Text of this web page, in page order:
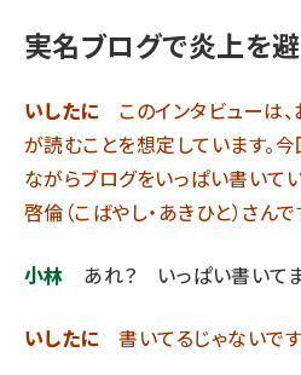
実名ブログで炎上を
いしたにこのインタビューは
が読むことを想定しています。
ながらブログをいっぱい書いて
啓倫（こばやし・あきひと）さんで
小林 あれ？ いっぱい書いて
いしたに書いてるじゃないです